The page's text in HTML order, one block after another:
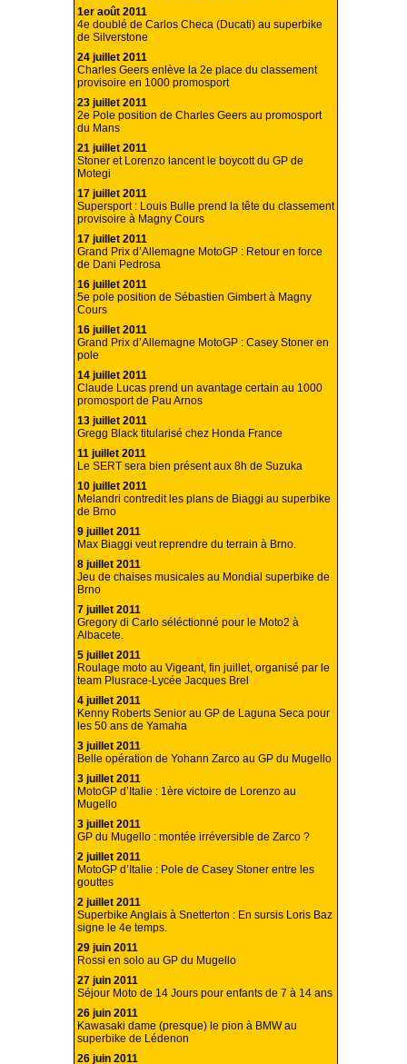
1er août 2011
4e doublé de Carlos Checa (Ducati) au superbike
de Silverstone
24 juillet 2011
Charles Geers enlève la 2e place du classement
provisoire en 1000 promosport
23 juillet 2011
2e Pole position de Charles Geers au promosport
du Mans
21 juillet 2011
Stoner et Lorenzo lancent le boycott du GP de
Motegi
17 juillet 2011
Supersport : Louis Bulle prend la tête du classement
provisoire à Magny Cours
17 juillet 2011
Grand Prix d’Allemagne MotoGP : Retour en force
de Dani Pedrosa
16 juillet 2011
5e pole position de Sébastien Gimbert à Magny
Cours
16 juillet 2011
Grand Prix d’Allemagne MotoGP : Casey Stoner en
pole
14 juillet 2011
Claude Lucas prend un avantage certain au 1000
promosport de Pau Arnos
13 juillet 2011
Gregg Black titularisé chez Honda France
11 juillet 2011
Le SERT sera bien présent aux 8h de Suzuka
10 juillet 2011
Melandri contredit les plans de Biaggi au superbike
de Brno
9 juillet 2011
Max Biaggi veut reprendre du terrain à Brno.
8 juillet 2011
Jeu de chaises musicales au Mondial superbike de
Brno
7 juillet 2011
Gregory di Carlo séléctionné pour le Moto2 à
Albacete.
5 juillet 2011
Roulage moto au Vigeant, fin juillet, organisé par le
team Plusrace-Lycée Jacques Brel
4 juillet 2011
Kenny Roberts Senior au GP de Laguna Seca pour
les 50 ans de Yamaha
3 juillet 2011
Belle opération de Yohann Zarco au GP du Mugello
3 juillet 2011
MotoGP d’Italie : 1ère victoire de Lorenzo au
Mugello
3 juillet 2011
GP du Mugello : montée irréversible de Zarco ?
2 juillet 2011
MotoGP d’Italie : Pole de Casey Stoner entre les
gouttes
2 juillet 2011
Superbike Anglais à Snetterton : En sursis Loris Baz
signe le 4e temps.
29 juin 2011
Rossi en solo au GP du Mugello
27 juin 2011
Séjour Moto de 14 Jours pour enfants de 7 à 14 ans
26 juin 2011
Kawasaki dame (presque) le pion à BMW au
superbike de Lédenon
26 juin 2011